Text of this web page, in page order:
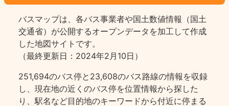
バスマップは、各バス事業者や国土数値情報（国土
交通省）が公開するオープンデータを加工して作成
した地図サイトです。
（最終更新日：2024年2月10日）
251,694のバス停と23,608のバス路線の情報を収録
し、現在地の近くのバス停を位置情報から探した
り、駅名など目的地のキーワードから付近に停まる